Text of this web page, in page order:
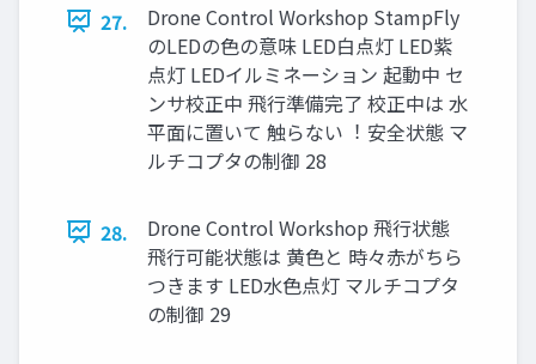
27.
Drone Control Workshop StampFly
のLEDの⾊の意味 LED⽩点灯 LED紫
点灯 LEDイルミネーション 起動中 セ
ンサ校正中 ⾶⾏準備完了 校正中は ⽔
平⾯に置いて 触らない︕ 安全状態 マ
ルチコプタの制御 28
28.
Drone Control Workshop ⾶⾏状態
⾶⾏可能状態は ⻩⾊と 時々⾚がちら
つきます LED⽔⾊点灯 マルチコプタ
の制御 29